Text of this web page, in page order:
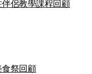
伴侶教學課程回顧
食祭回顧